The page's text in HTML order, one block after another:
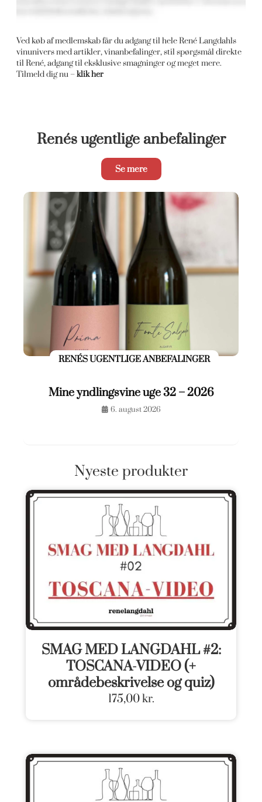
Ved køb af medlemskab får du adgang til hele René Langdahls
vinunivers med artikler, vinanbefalinger, stil spørgsmål direkte
til René, adgang til eksklusive smagninger og meget mere.
Tilmeld dig nu –klik her
Renés ugentlige anbefalinger
Se mere
RENÉS UGENTLIGE ANBEFALINGER
Mine yndlingsvine uge 32 – 2026
6. august 2026
Nyeste produkter
SMAG MED LANGDAHL #2:
TOSCANA-VIDEO (+
områdebeskrivelse og quiz)
175,00kr.